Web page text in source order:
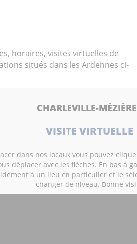
horaires, visites virtuelles de
situés dans les Ardennes ci-
CHARLEVILLE-
VISITE VIRTUELLE
dans nos locaux vous pouvez
déplacer avec les flèches. En bas à
à un lieu en particulier et le
changer de niveau. Bonne